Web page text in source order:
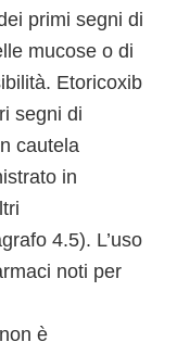
primi segni di
mucose o di
Etoricoxib
segni di
cautela
in
4.5). L’uso
noti per
è